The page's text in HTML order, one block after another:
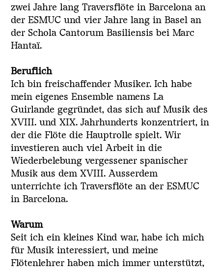
zwei Jahre lang Traversflöte in Barcelona an
der ESMUC und vier Jahre lang in Basel an
der Schola Cantorum Basiliensis bei Marc
Hantaï.
Beruflich
Ich bin freischaffender Musiker. Ich habe
mein eigenes Ensemble namens La
Guirlande gegründet, das sich auf Musik des
XVIII. und XIX. Jahrhunderts konzentriert, in
der die Flöte die Hauptrolle spielt. Wir
investieren auch viel Arbeit in die
Wiederbelebung vergessener spanischer
Musik aus dem XVIII. Ausserdem
unterrichte ich Traversflöte an der ESMUC
in Barcelona.
Warum
Seit ich ein kleines Kind war, habe ich mich
für Musik interessiert, und meine
Flötenlehrer haben mich immer unterstützt,